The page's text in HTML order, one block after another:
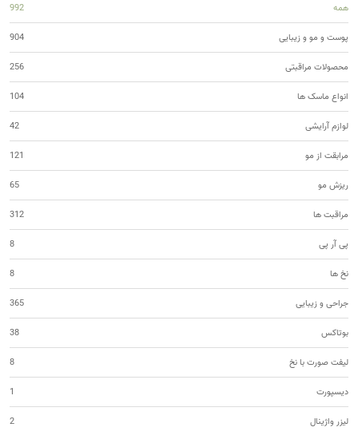
همه 992
پوست و مو و زیبایی 904
محصولات مراقبتی 256
انواع ماسک ها 104
لوازم آرایشی 42
مرابقت از مو 121
ریزش مو 65
مراقبت ها 312
پی آر پی 8
نخ ها 8
جراحی و زیبایی 365
بوتاکس 38
لیفت صورت با نخ 8
دیسپورت 1
لیزر واژینال 2